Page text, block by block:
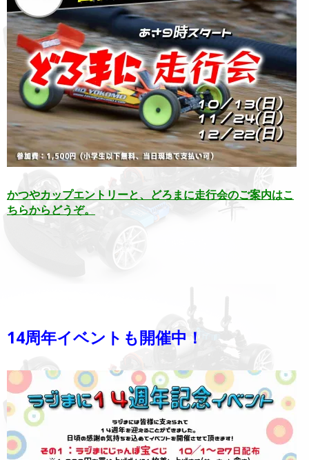
かつやカップエントリーと、どろまに走行会のご案内はこ
ちらからどうぞ。
14周年イベントも開催中！